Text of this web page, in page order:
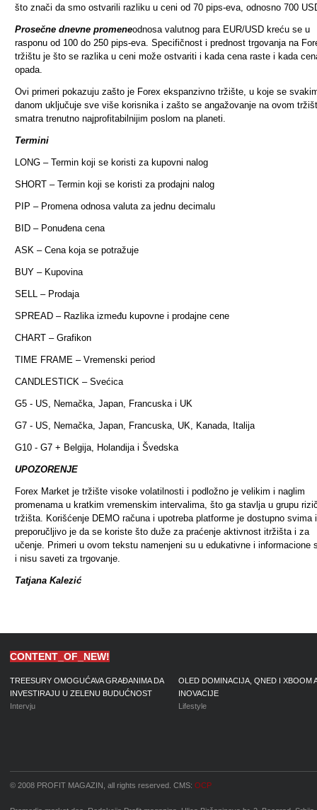
što znači da smo ostvarili razliku u ceni od 70 pips-eva, odnosno 700
Prosečne dnevne promeneodnosa valutnog para EUR/USD kreću se u
rasponu od 100 do 250 pips-eva. Specifičnost i prednost trgovanja na
tržištu je što se razlika u ceni može ostvariti i kada cena raste i kada
opada.
Ovi primeri pokazuju zašto je Forex ekspanzivno tržište, u koje se
danom uključuje sve više korisnika i zašto se angažovanje na ovom
smatra trenutno najprofitabilnijim poslom na planeti.
Termini
LONG – Termin koji se koristi za kupovni nalog
SHORT – Termin koji se koristi za prodajni nalog
PIP – Promena odnosa valuta za jednu decimalu
BID – Ponuđena cena
ASK – Cena koja se potražuje
BUY – Kupovina
SELL – Prodaja
SPREAD – Razlika između kupovne i prodajne cene
CHART – Grafikon
TIME FRAME – Vremenski period
CANDLESTICK – Svećica
G5 - US, Nemačka, Japan, Francuska i UK
G7 - US, Nemačka, Japan, Francuska, UK, Kanada, Italija
G10 - G7 + Belgija, Holandija i Švedska
UPOZORENJE
Forex Market je tržište visoke volatilnosti i podložno je velikim i naglim
promenama u kratkim vremenskim intervalima, što ga stavlja u grupu
tržišta. Korišćenje DEMO računa i upotreba platforme je dostupno svima i
preporučljivo je da se koriste što duže za praćenje aktivnost itržišta i za
učenje. Primeri u ovom tekstu namenjeni su u edukativne i informacione
i nisu saveti za trgovanje.
Tatjana Kalezić
CONTENT_OF_NEW!
TREESURY OMOGUĆAVA GRAĐANIMA DA
INVESTIRAJU U ZELENU BUDUĆNOST
Intervju
OLED DOMINACIJA, QNED I XBOOM
INOVACIJE
Lifestyle
© 2008 PROFIT MAGAZIN, all rights reserved. CMS: OCP